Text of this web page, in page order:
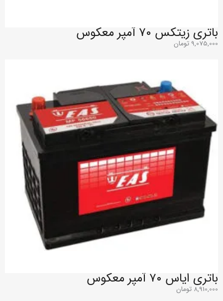
باتری زیتکس 70 آمپر معکوس
9,075,000تومان
باتری ایاس ۷۰ آمپر معکوس
8,910,000 تومان